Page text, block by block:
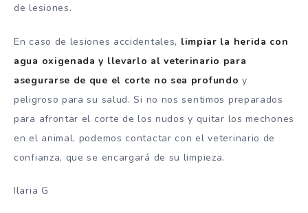
de lesiones.
En caso de lesiones accidentales, limpiar la herida con
agua oxigenada y llevarlo al veterinario para
asegurarse de que el corte no sea profundo y
peligroso para su salud. Si no nos sentimos preparados
para afrontar el corte de los nudos y quitar los mechones
en el animal, podemos contactar con el veterinario de
confianza, que se encargará de su limpieza.
Ilaria G